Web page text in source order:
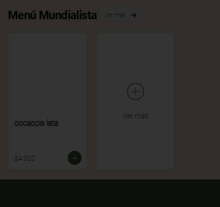
Menú Mundialista Ver más
cocacola lata
$4.500
Ver más